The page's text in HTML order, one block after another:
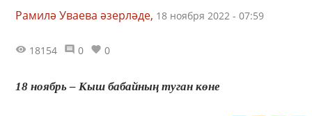
Рамилә Уваева әзерләде, 18 ноября 2022 - 07:59
18154 0 0
18 ноябрь – Кыш бабайның туган көне